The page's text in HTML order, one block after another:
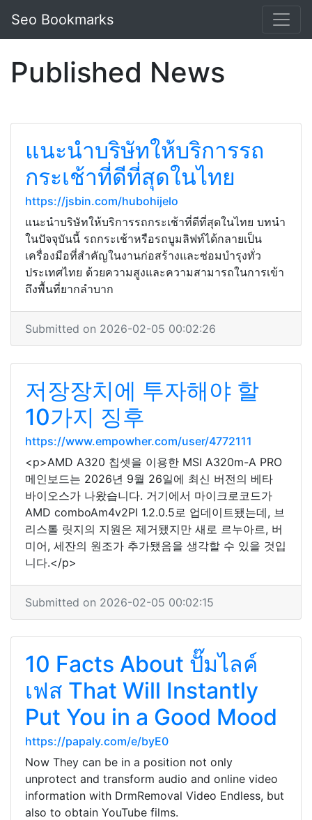
Seo Bookmarks
Published News
แนะนำบริษัทให้บริการรถ
กระเช้าที่ดีที่สุดในไทย
https://jsbin.com/hubohijelo
แนะนำบริษัทให้บริการรถกระเช้าที่ดีที่สุดในไทย บทนำ
ในปัจจุบันนี้ รถกระเช้าหรือรถบูมลิฟท์ได้กลายเป็น
เครื่องมือที่สำคัญในงานก่อสร้างและซ่อมบำรุงทั่ว
ประเทศไทย ด้วยความสูงและความสามารถในการเข้า
ถึงพื้นที่ยากลำบาก
Submitted on 2026-02-05 00:02:26
저장장치에 투자해야 할
10가지 징후
https://www.empowher.com/user/4772111
<p>AMD A320 칩셋을 이용한 MSI A320m-A PRO
메인보드는 2026년 9월 26일에 최신 버전의 베타
바이오스가 나왔습니다. 거기에서 마이크로코드가
AMD comboAm4v2PI 1.2.0.5로 업데이트됐는데, 브
리스톨 릿지의 지원은 제거됐지만 새로 르누아르, 버
미어, 세잔의 원조가 추가됐음을 생각할 수 있을 것입
니다.</p>
Submitted on 2026-02-05 00:02:15
10 Facts About ปั๊มไลค์
เฟส That Will Instantly
Put You in a Good Mood
https://papaly.com/e/byE0
Now They can be in a position not only
unprotect and transform audio and online video
information with DrmRemoval Video Endless, but
also to obtain YouTube films.